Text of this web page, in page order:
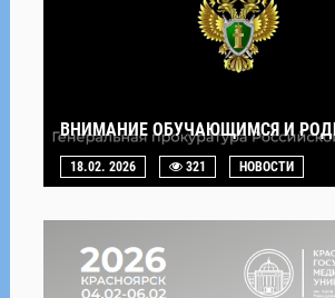
ВНИМАНИЕ ОБУЧАЮЩИМСЯ И
18.02. 2026 321 НОВОСТИ